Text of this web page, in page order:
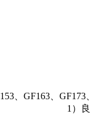
、GF163、GF173、
性 1）良